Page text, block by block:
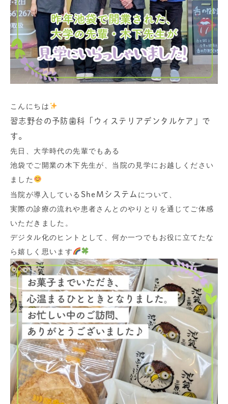
こんにちは
習志野台の予防歯科「ウィステリアデンタルケア」で
す。
先日、大学時代の先輩でもある
池袋でご開業の木下先生が、当院の見学にお越しください
ました
当院が導入している SheMシステム について、
実際の診療の流れや患者さんとのやりとりを通じてご体感
いただきました。
デジタル化のヒントとして、何か一つでもお役に立てたな
ら嬉しく思います